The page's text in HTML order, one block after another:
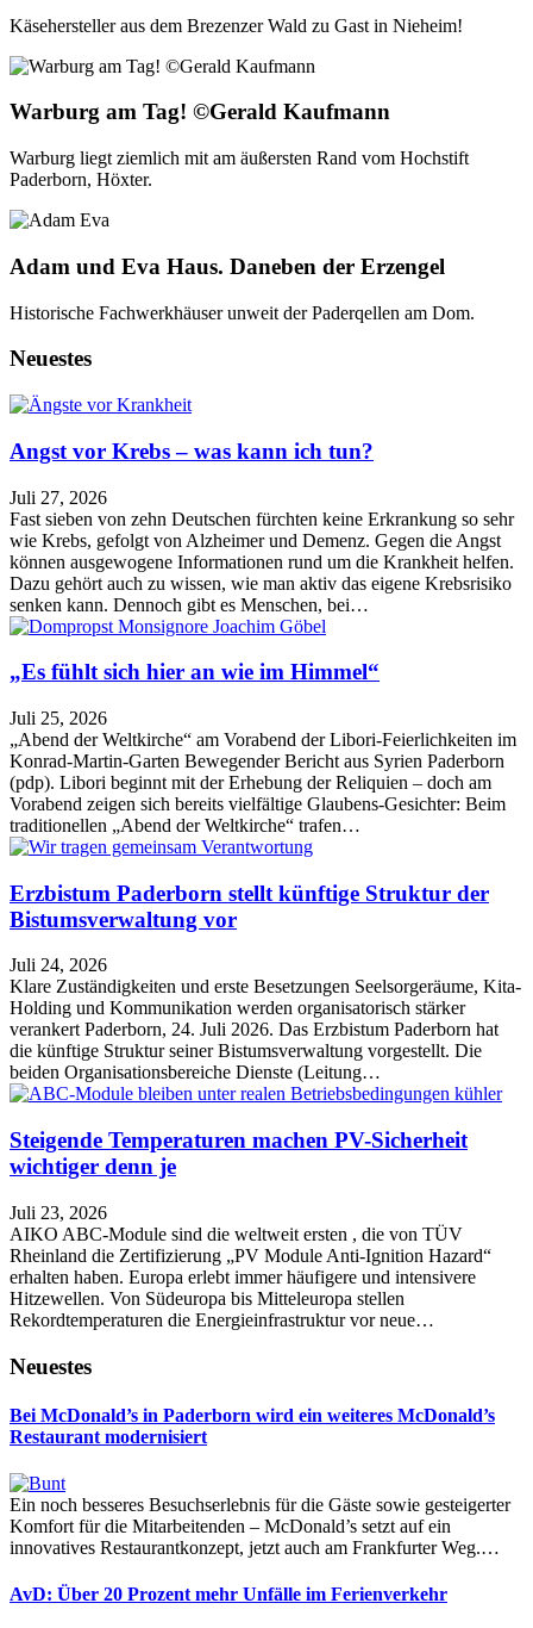
Käsehersteller aus dem Brezenzer Wald zu Gast in Nieheim!
Warburg am Tag! ©Gerald Kaufmann
Warburg liegt ziemlich mit am äußersten Rand vom Hochstift
Paderborn, Höxter.
Adam und Eva Haus. Daneben der Erzengel
Historische Fachwerkhäuser unweit der Paderqellen am Dom.
Neuestes
Angst vor Krebs – was kann ich tun?
Juli 27, 2026
Fast sieben von zehn Deutschen fürchten keine Erkrankung so sehr
wie Krebs, gefolgt von Alzheimer und Demenz. Gegen die Angst
können ausgewogene Informationen rund um die Krankheit helfen.
Dazu gehört auch zu wissen, wie man aktiv das eigene Krebsrisiko
senken kann. Dennoch gibt es Menschen, bei…
„Es fühlt sich hier an wie im Himmel“
Juli 25, 2026
„Abend der Weltkirche“ am Vorabend der Libori-Feierlichkeiten im
Konrad-Martin-Garten Bewegender Bericht aus Syrien Paderborn
(pdp). Libori beginnt mit der Erhebung der Reliquien – doch am
Vorabend zeigen sich bereits vielfältige Glaubens-Gesichter: Beim
traditionellen „Abend der Weltkirche“ trafen…
Erzbistum Paderborn stellt künftige Struktur der
Bistumsverwaltung vor
Juli 24, 2026
Klare Zuständigkeiten und erste Besetzungen Seelsorgeräume, Kita-
Holding und Kommunikation werden organisatorisch stärker
verankert Paderborn, 24. Juli 2026. Das Erzbistum Paderborn hat
die künftige Struktur seiner Bistumsverwaltung vorgestellt. Die
beiden Organisationsbereiche Dienste (Leitung…
Steigende Temperaturen machen PV-Sicherheit
wichtiger denn je
Juli 23, 2026
AIKO ABC-Module sind die weltweit ersten , die von TÜV
Rheinland die Zertifizierung „PV Module Anti-Ignition Hazard“
erhalten haben. Europa erlebt immer häufigere und intensivere
Hitzewellen. Von Südeuropa bis Mitteleuropa stellen
Rekordtemperaturen die Energieinfrastruktur vor neue…
Neuestes
Bei McDonald’s in Paderborn wird ein weiteres McDonald’s
Restaurant modernisiert
Ein noch besseres Besuchserlebnis für die Gäste sowie gesteigerter
Komfort für die Mitarbeitenden – McDonald’s setzt auf ein
innovatives Restaurantkonzept, jetzt auch am Frankfurter Weg.…
AvD: Über 20 Prozent mehr Unfälle im Ferienverkehr